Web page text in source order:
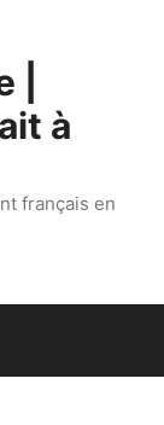
à
français en